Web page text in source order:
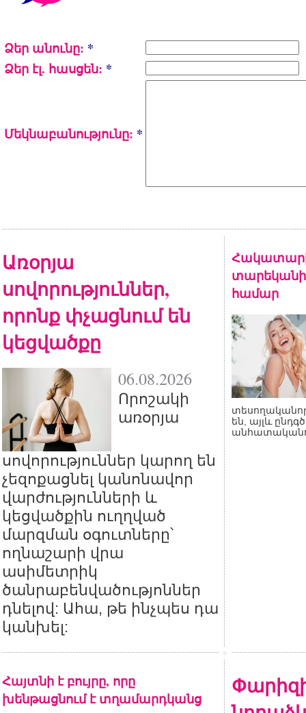
Ձեր անունը: *
Ձեր էլ. հասցեն: *
Մեկնաբանությունը: *
Առօրյա
սովորություններ,
որոնք փչացնում են
կեցվածքը
06.08.2026
Որոշակի
առօրյա
սովորություններ կարող են
չեզոքացնել կանոնավոր
վարժությունների և
կեցվածքին ուղղված
մարզման օգուտները՝
ողնաշարի վրա
ասիմետրիկ
ծանրաբենվածությոններ
դնելով: Ահա, թե ինչպես դա
կանխել:
համար
են, այլև
Հայտնի է բույրը, որը
խենթացնում է տղամարդկանց